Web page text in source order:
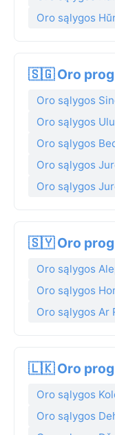
Oro sąlygos
🇸🇬 Oro
Oro sąlygos
Oro sąlygos
Oro sąlygos
Oro sąlygos
Oro sąlygos
🇸🇾 Oro
Oro sąlygos
Oro sąlygos
Oro sąlygos Ar
🇱🇰 Oro
Oro sąlygos
Oro sąlygos